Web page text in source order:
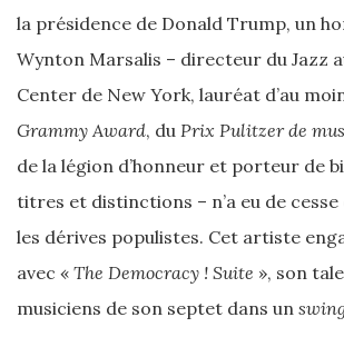
la présidence de Donald Trump, un
Wynton Marsalis – directeur du Jazz
Center de New York, lauréat d’au
Grammy Award, du Prix Pulitzer de
de la légion d’honneur et porteur de
titres et distinctions – n’a eu de
les dérives populistes. Cet artiste
avec « The Democracy ! Suite », son
musiciens de son septet dans un